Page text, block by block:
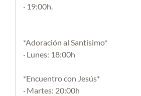
· 19:00h.
*Adoración al Santísimo*
· Lunes: 18:00h
*Encuentro con Jesús*
· Martes: 20:00h